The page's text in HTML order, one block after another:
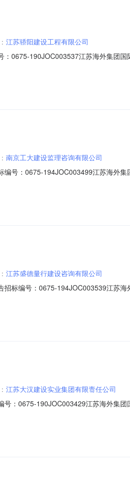
江苏骄阳建设工程有限公司
0675-190JOC003537江苏海外集团
布如下：一、招标名称及招标编号：
厦27楼2703会议室四、评标信息：
南京工大建设监理咨询有限公司
号：0675-194JOC003499江苏海外
山路55号新华大厦27楼2703会议室
江苏盛德量行建设咨询有限公司
标编号：0675-194JOC003539江苏
市鼓楼区中山路55号新华大厦27楼
江苏大汉建设实业集团有限责任公司
：0675-190JOC003429江苏海外集
厦6楼书香时间酒店锦绣厅四、评标